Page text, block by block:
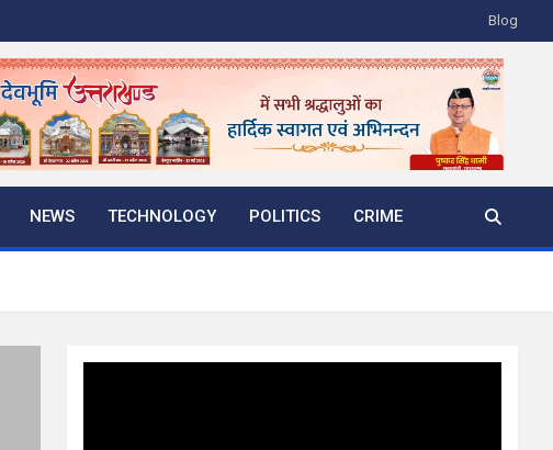
Blog
NEWS TECHNOLOGY POLITICS CRIME